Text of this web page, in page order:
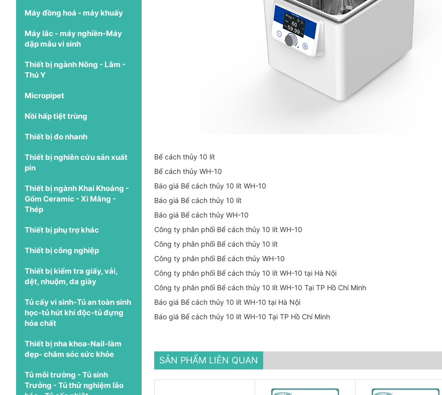
Máy đồng hoá - máy khuấy
Máy lắc - máy nghiền-Máy
dập mẫu vi sinh
Thiết bị ngành Nông - Lâm -
Thú Y
Micropipet
Nồi hấp tiệt trùng
Thiết bị đo nhanh
Thiết bị nghiên cứu sản xuất
pin
Thiết bị ngành Khai Khoáng -
Gốm Ceramic - Xi Măng -
Thép
Thiết bị phụ trợ khác
Thiết bị công nghiệp
Thiết bị kiểm tra giấy, vải,
dệt, nhuộm, da giày
Tủ cấy vi sinh-Tủ an toàn sinh
học-tủ hút khí độc-tủ đựng
hóa chất
Thiết bị nha khoa-Nail-làm
đẹp- chăm sóc sức khỏe
Tủ môi trường - Tủ sinh
Trưởng - Tủ thử nghiệm lão
Bể cách thủy 10 lít
Bể cách thủy WH-10
Báo giá Bể cách thủy 10 lít WH-10
Báo giá Bể cách thủy 10 lít
Báo giá Bể cách thủy WH-10
Công ty phân phối Bể cách thủy 10 lít WH-10
Công ty phân phối Bể cách thủy 10 lít
Công ty phân phối Bể cách thủy WH-10
Công ty phân phối Bể cách thủy 10 lít WH-10 tại Hà Nội
Công ty phân phối Bể cách thủy 10 lít WH-10 Tại TP Hồ Chí Minh
Báo giá Bể cách thủy 10 lít WH-10 tại Hà Nội
Báo giá Bể cách thủy 10 lít WH-10 Tại TP Hồ Chí Minh
SẢN PHẨM LIÊN QUAN